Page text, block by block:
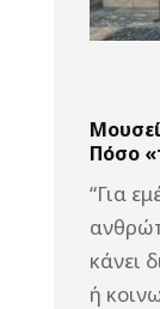
Πόσο
“Για
κάνει
ή